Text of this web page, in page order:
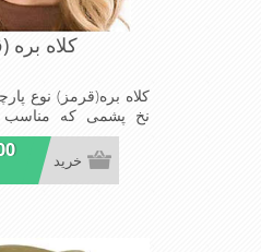
کلاه بره
کلاه بره(قرمز) نوع
نخ پشمی که مناسب
است شیک ومناسب
جنس عالی,بافتی
فرمی
خرید